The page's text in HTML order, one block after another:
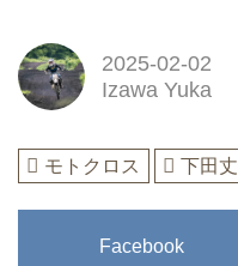
2025-02-02
Izawa Yuka
モトクロス 下田丈
Facebook